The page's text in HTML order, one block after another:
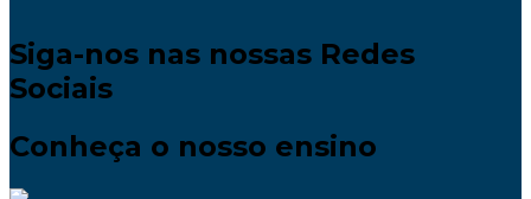
Siga-nos nas nossas Redes
Sociais
Conheça o nosso ensino